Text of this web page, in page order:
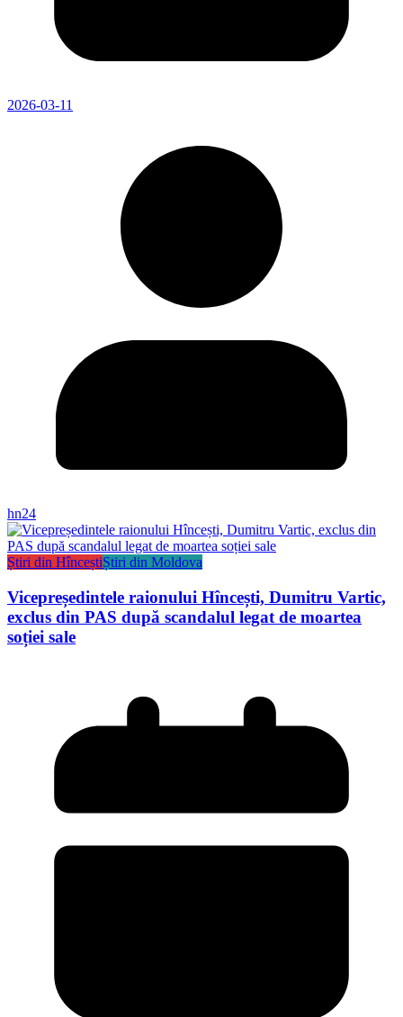
2026-03-11
hn24
Știri din HînceștiȘtiri din Moldova
Vicepreședintele raionului Hîncești, Dumitru Vartic,
exclus din PAS după scandalul legat de moartea
soției sale